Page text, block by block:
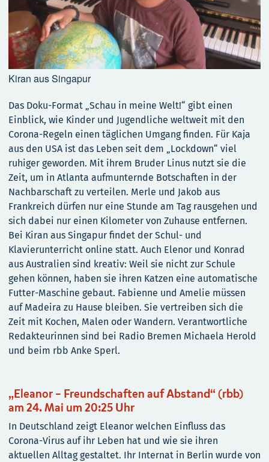
Kiran aus Singapur
Das Doku-Format „Schau in meine Welt!“ gibt einen
Einblick, wie Kinder und Jugendliche weltweit mit den
Corona-Regeln einen täglichen Umgang finden. Für Kaja
aus den USA ist das Leben seit dem „Lockdown“ viel
ruhiger geworden. Mit ihrem Bruder Linus nutzt sie die
Zeit, um in Atlanta aufmunternde Botschaften in der
Nachbarschaft zu verteilen. Merle und Jakob aus
Frankreich dürfen nur eine Stunde am Tag rausgehen und
sich dabei nur einen Kilometer von Zuhause entfernen.
Bei Kiran aus Singapur findet der Schul- und
Klavierunterricht online statt. Auch Elenor und Konrad
aus Australien sind kreativ: Weil sie nicht zur Schule
gehen können, haben sie ihren Katzen eine automatische
Futter-Maschine gebaut. Fabienne und Amelie müssen
auf Madeira zu Hause bleiben. Sie vertreiben sich die
Zeit mit Kochen, Malen oder Wandern. Verantwortliche
Redakteurinnen sind bei Radio Bremen Michaela Herold
und beim rbb Anke Sperl.
„Eleanor – Freundschaften auf Abstand“ (rbb)
am 24. Mai um 20:25 Uhr
In Deutschland zeigt Eleanor welchen Einfluss das
Corona-Virus auf ihr Leben hat und wie sie ihren
aktuellen Alltag gestaltet. Ihr Internat in Berlin wurde von